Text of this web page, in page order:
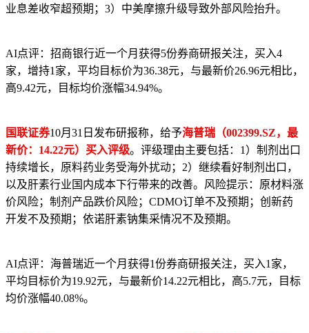
业息差收窄超预期；3）中美摩擦升级导致外部风险抬升。
AI点评：招商银行近一个月获得5份券商研报关注，买入4
家，增持1家，平均目标价为36.38元，与最新价26.96元相比，
高9.42元，目标均价涨幅34.94%。
国联证券10月31日发布研报称，给予海普瑞（002399.SZ，最
新价：14.22元）买入评级。评级理由主要包括：1）制剂出口
持续增长，原料药业务受海外扰动；2）继续看好制剂出口，
以及肝素行业国内成本下行带来的改善。风险提示：原材料涨
价风险；制剂产品跌价风险；CDMO订单不及预期；创新药
开发不及预期；依诺肝素钠集采情况不及预期。
AI点评：海普瑞近一个月获得1份券商研报关注，买入1家，
平均目标价为19.92元，与最新价14.22元相比，高5.7元，目标
均价涨幅40.08%。